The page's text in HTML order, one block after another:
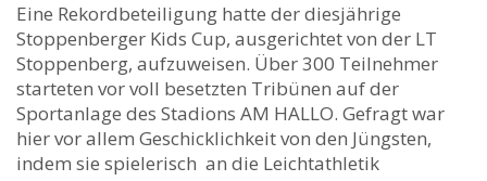
Eine Rekordbeteiligung hatte der diesjährige
Stoppenberger Kids Cup, ausgerichtet von der LT
Stoppenberg, aufzuweisen. Über 300 Teilnehmer
starteten vor voll besetzten Tribünen auf der
Sportanlage des Stadions AM HALLO. Gefragt war
hier vor allem Geschicklichkeit von den Jüngsten,
indem sie spielerisch an die Leichtathletik